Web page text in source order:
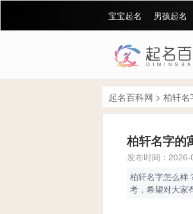
宝宝起名 男孩起名
起名百科网 > 柏轩名
柏轩名字的
发布时间：2026-
柏轩名字怎么样
考，希望对大家